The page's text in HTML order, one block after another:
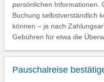
persönlichen Informationen.
Buchung selbstverständlich
können – je nach
Gebühren für etwa die
Pauschalreise